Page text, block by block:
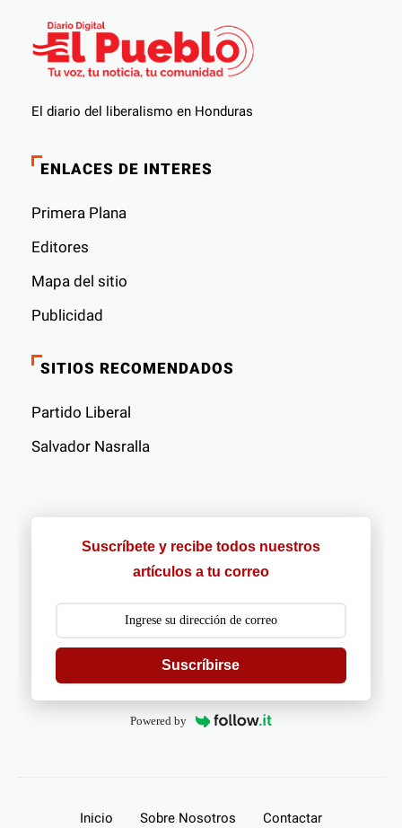
El diario del liberalismo en Honduras
ENLACES DE INTERES
Primera Plana
Editores
Mapa del sitio
Publicidad
SITIOS RECOMENDADOS
Partido Liberal
Salvador Nasralla
Suscríbete y recibe todos nuestros
artículos a tu correo
Suscríbirse
Powered by
Inicio Sobre Nosotros Contactar